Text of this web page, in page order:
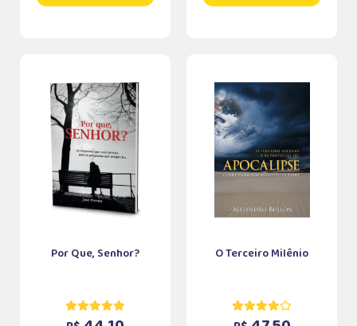
Por Que, Senhor? O Terceiro Milênio